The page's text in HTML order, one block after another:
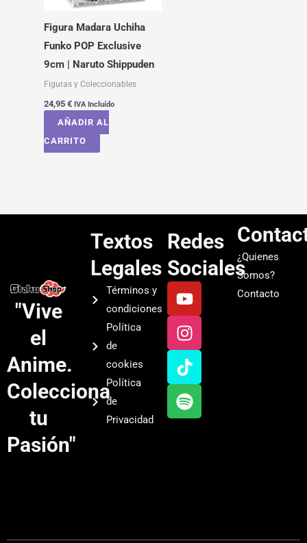
Figura Madara Uchiha
Funko POP Exclusive
9cm | Naruto Shippuden
Figuras y Coleccionables
24,95 € IVA Incluído
AÑADIR AL
CARRITO
"Vive
el
Anime.
Colecciona
tu
Pasión"
Textos
Legales
Términos y
condiciones
Política
de
cookies
Política
de
Privacidad
Redes
Sociales
Y
o
u
t
u
b
e
I
n
s
t
a
g
r
a
T
i
k
t
o
k
S
p
o
t
i
f
y
¿Quienes
Somos?
Contacto